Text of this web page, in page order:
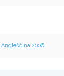
Angleščina 2006